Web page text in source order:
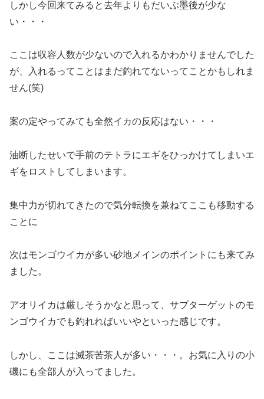
しかし今回来てみると去年よりもだいぶ墨後が少な
い・・・
ここは収容人数が少ないので入れるかわかりませんでした
が、入れるってことはまだ釣れてないってことかもしれま
せん(笑)
案の定やってみても全然イカの反応はない・・・
油断したせいで手前のテトラにエギをひっかけてしまいエ
ギをロストしてしまいます。
集中力が切れてきたので気分転換を兼ねてここも移動する
ことに
次はモンゴウイカが多い砂地メインのポイントにも来てみ
ました。
アオリイカは厳しそうかなと思って、サブターゲットのモ
ンゴウイカでも釣れればいいやといった感じです。
しかし、ここは滅茶苦茶人が多い・・・。お気に入りの小
磯にも全部人が入ってました。